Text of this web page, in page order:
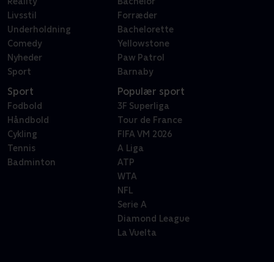
Livsstil
Underholdning
Comedy
Nyheder
Sport
Forræder
Bachelorette
Yellowstone
Paw Patrol
Barnaby
Sport
Fodbold
Håndbold
Cykling
Tennis
Badminton
Populær sport
3F Superliga
Tour de France
FIFA VM 2026
A Liga
ATP
WTA
NFL
Serie A
Diamond League
La Vuelta